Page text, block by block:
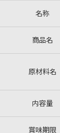
名称
商品名
原材料名
内容量
賞味期限